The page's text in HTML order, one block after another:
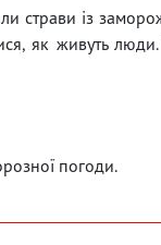
страви із
як живуть
погоди.